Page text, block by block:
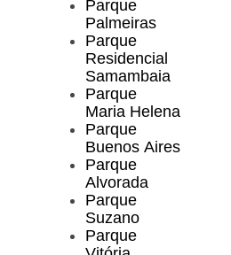
Parque
Palmeiras
Parque
Residencial
Samambaia
Parque
Maria Helena
Parque
Buenos Aires
Parque
Alvorada
Parque
Suzano
Parque